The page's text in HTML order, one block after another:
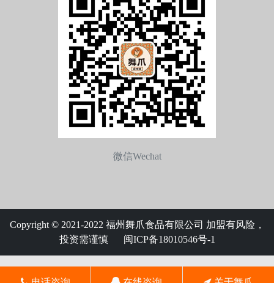
微信Wechat
Copyright © 2021-2022 福州舞爪食品有限公司 加盟有风险，
投资需谨慎
闽ICP备18010546号-1